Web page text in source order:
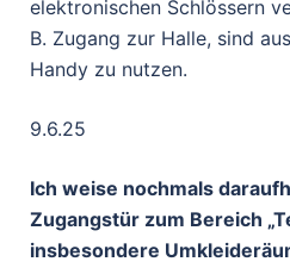
elektronischen Schlössern
B. Zugang zur Halle, sind
Handy zu nutzen.
9.6.25
Ich weise nochmals
Zugangstür zum Bereich
insbesondere